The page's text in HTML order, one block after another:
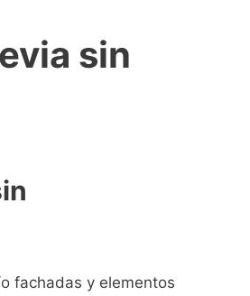
sin
fachadas y elementos